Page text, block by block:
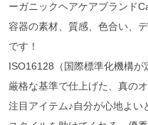
ーガニックヘアケアブランド
容器の素材、質感、色合い、
です！
ISO16128（国際標準化機構
厳格な基準で仕上げた、真の
注目アイテム♪自分が心地よい